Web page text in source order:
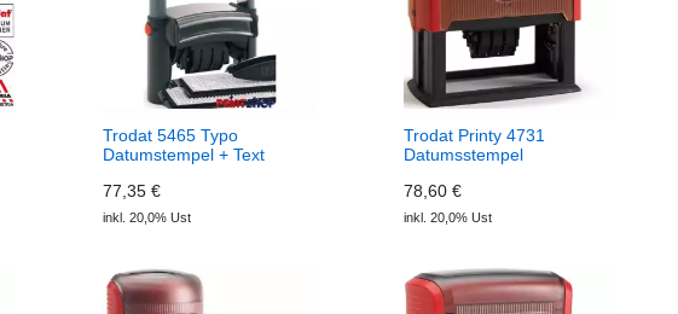
Trodat 5465 Typo
Datumstempel + Text
77,35 €
inkl. 20,0% Ust
Trodat Printy 4731
Datumsstempel
78,60 €
inkl. 20,0% Ust